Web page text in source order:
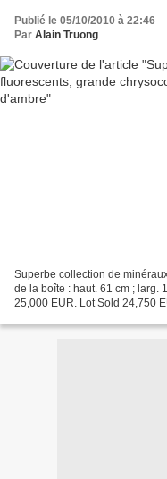
Publié le 05/10/2010 à 22:46
Par Alain Truong
Superbe collection de
de la boîte : haut. 61 cm ; larg.
25,000 EUR. Lot Sold 24,750